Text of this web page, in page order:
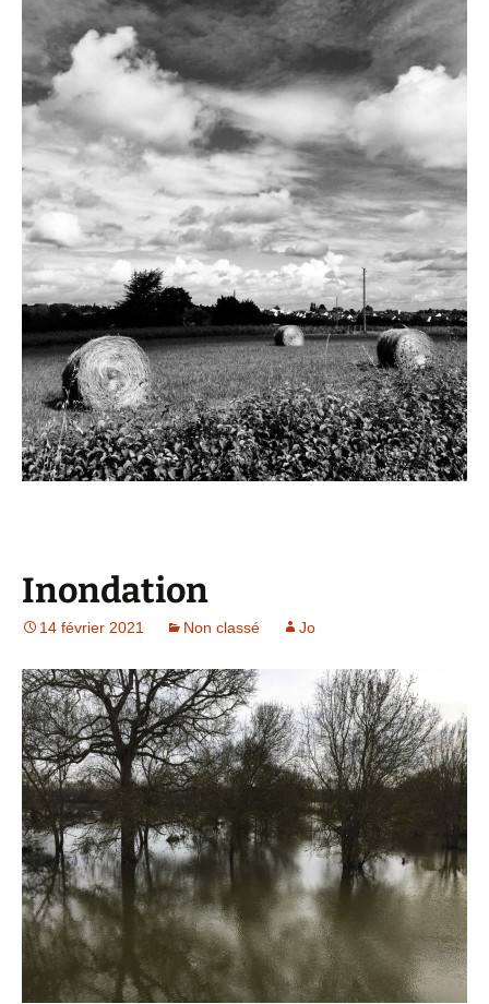
Inondation
14 février 2021 Non classé Jo